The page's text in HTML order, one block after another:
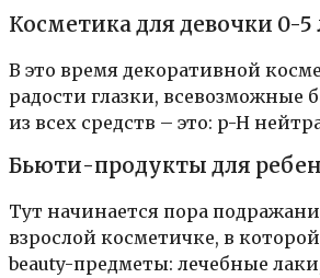
Косметика для девочки 0-5
В это время декоративной
радости глазки, всевозможные
из всех средств – это: p-H
Бьюти-продукты для
Тут начинается пора
взрослой косметичке, в
beauty-предметы: лечебные